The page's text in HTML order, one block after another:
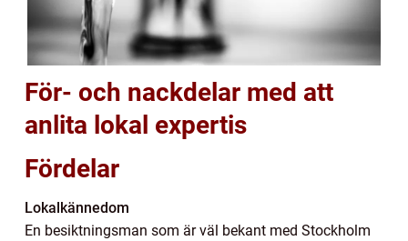
För- och nackdelar med att
anlita lokal expertis
Fördelar
Lokalkännedom
En besiktningsman som är väl bekant med Stockholm